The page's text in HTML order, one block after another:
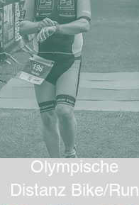
Olympische
Distanz Bike/Run